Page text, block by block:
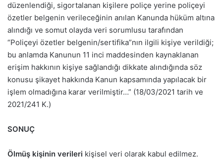
düzenlendiği, sigortalanan kişilere poliçe yerine poliçeyi
özetler belgenin verileceğinin anılan Kanunda hüküm altına
alındığı ve somut olayda veri sorumlusu tarafından
“Poliçeyi özetler belgenin/sertifika”nın ilgili kişiye verildiği;
bu anlamda Kanunun 11 inci maddesinden kaynaklanan
erişim hakkının kişiye sağlandığı dikkate alındığında söz
konusu şikayet hakkında Kanun kapsamında yapılacak bir
işlem olmadığına karar verilmiştir…” (18/03/2021 tarih ve
2021/241 K.)
SONUÇ
Ölmüş kişinin verileri kişisel veri olarak kabul edilmez.